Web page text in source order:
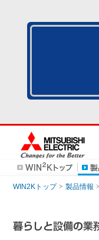
WIN2Kトップ 製品情報